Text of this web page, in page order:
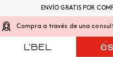
Compra a través de una
ENVÍO GRATIS POR